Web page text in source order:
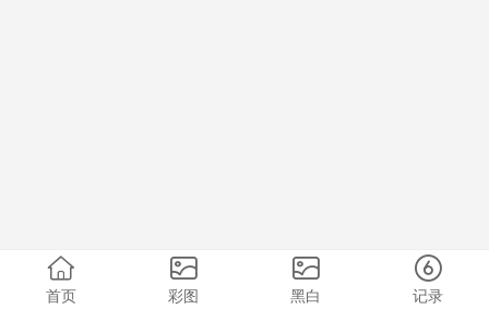
首页 彩图 黑白 记录